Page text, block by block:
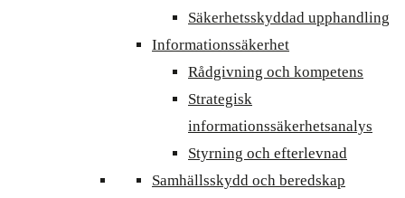
Säkerhetsskyddad upphandling
Informationssäkerhet
Rådgivning och kompetens
Strategisk
informationssäkerhetsanalys
Styrning och efterlevnad
Samhällsskydd och beredskap